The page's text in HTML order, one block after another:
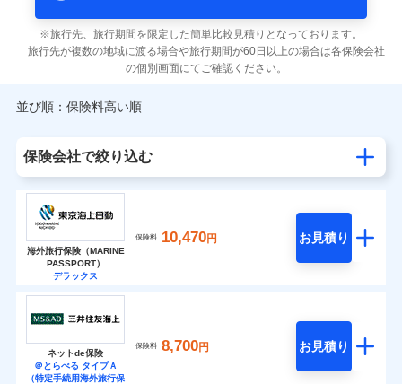
旅行先、旅行期間を限定した簡単比較見積りとなっております。
旅行先が複数の地域に渡る場合や旅行期間が60日以上の場合は各保険会社
の個別画面にてご確認ください。
並び順：保険料高い順
保険会社で絞り込む
海外旅行保険（MARINE
PASSPORT）
デラックス
保険料 10,470円 お見積り
ネットde保険
＠とらべる タイプＡ
（特定手続用海外旅行保
保険料 8,700円 お見積り